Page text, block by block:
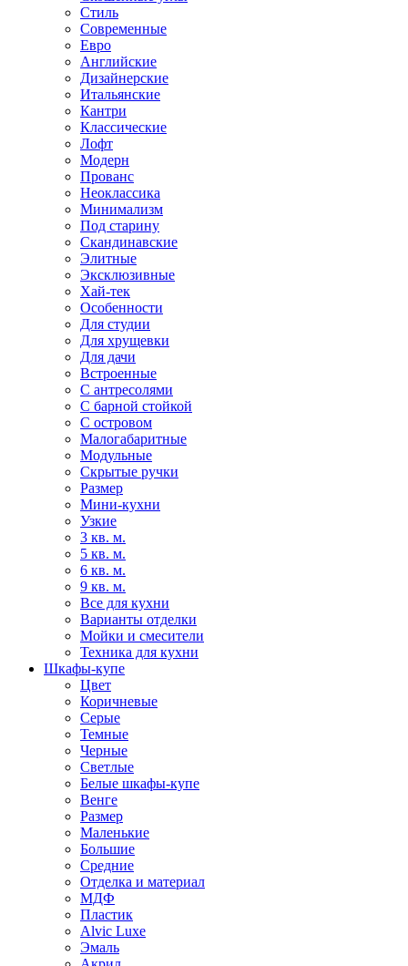
Стиль
Современные
Евро
Английские
Дизайнерские
Итальянские
Кантри
Классические
Лофт
Модерн
Прованс
Неоклассика
Минимализм
Под старину
Скандинавские
Элитные
Эксклюзивные
Хай-тек
Особенности
Для студии
Для хрущевки
Для дачи
Встроенные
С антресолями
С барной стойкой
С островом
Малогабаритные
Модульные
Скрытые ручки
Размер
Мини-кухни
Узкие
3 кв. м.
5 кв. м.
6 кв. м.
9 кв. м.
Все для кухни
Варианты отделки
Мойки и смесители
Техника для кухни
Шкафы-купе
Цвет
Коричневые
Серые
Темные
Черные
Светлые
Белые шкафы-купе
Венге
Размер
Маленькие
Большие
Средние
Отделка и материал
МДФ
Пластик
Alvic Luxe
Эмаль